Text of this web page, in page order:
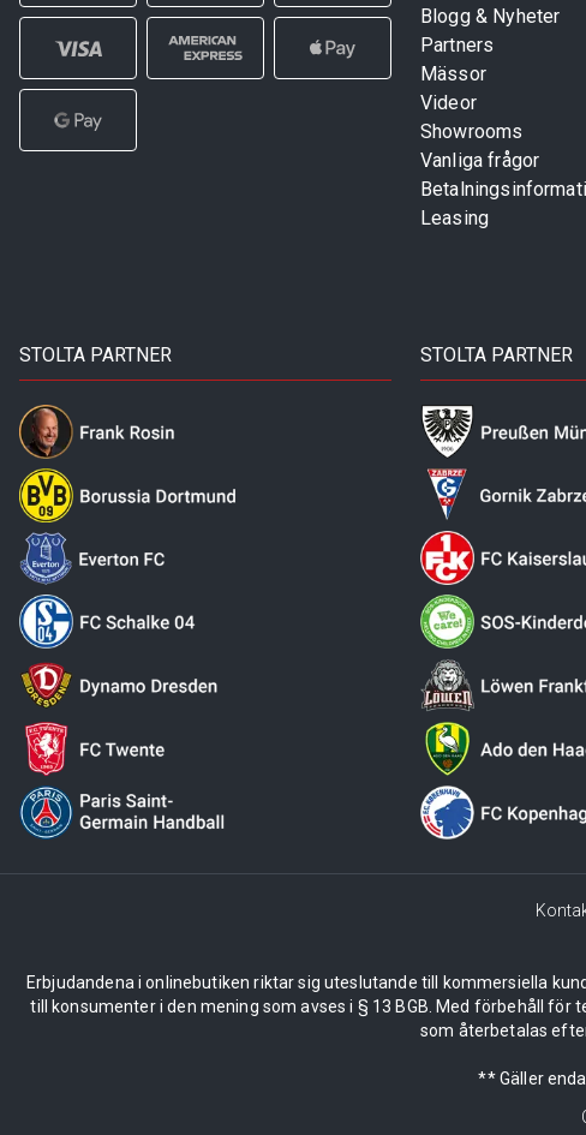
Blogg & Nyheter
Partners
Mässor
Videor
Showrooms
Vanliga frågor
Leasing
STOLTA PARTNER STOLTA PARTNER
Erbjudandena i onlinebutiken riktar sig uteslutande till kommersiella
till konsumenter i den mening som avses i § 13 BGB. Med förbehåll
som återbetalas
** Gäller